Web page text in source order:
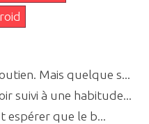
Mais quelque s...
suivi à une habitude...
espérer que le b...